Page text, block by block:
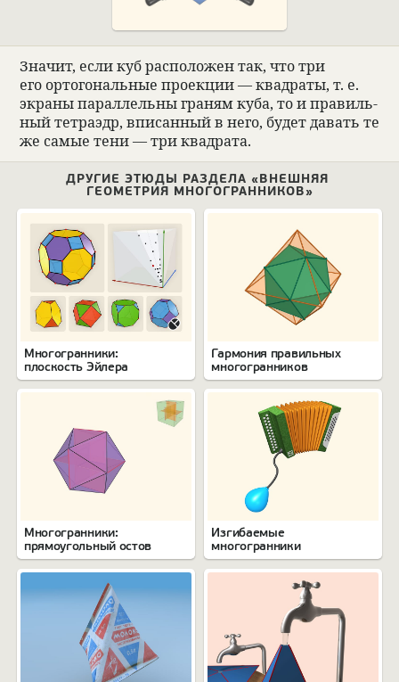
Зна­чит, если куб рас­по­ложен так, что три
его ортого­наль­ные про­екции — квад­раты, т. е.
экраны парал­лельны гра­ням куба, то и пра­виль­
ный тет­раэдр, впи­сан­ный в него, будет давать те
же самые тени — три квад­рата.
ДРУГИЕ ЭТЮДЫ РАЗДЕЛА «ВНЕШНЯЯ
ГЕОМЕТРИЯ МНОГОГРАННИКОВ»
Многогранники:
плоскость Эйлера
Гармония правильных
многогранников
Многогранники:
прямоугольный остов
Изгибаемые
многогранники